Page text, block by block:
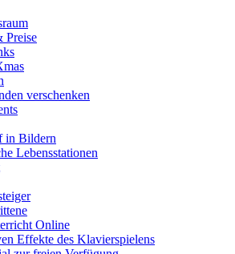
Preise
verschenken
in Bildern
Lebensstationen
Online
Effekte des Klavierspielens